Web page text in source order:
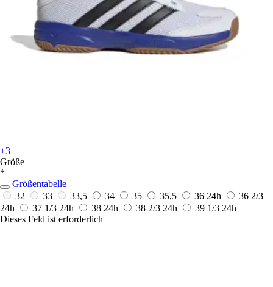
+3
Größe
*
Größentabelle
32
33 33,5 34 35 35,5 36 24h
36 2/3
24h
37 1/3 24h 38 24h 38 2/3 24h 39 1/3 24h
Dieses Feld ist erforderlich